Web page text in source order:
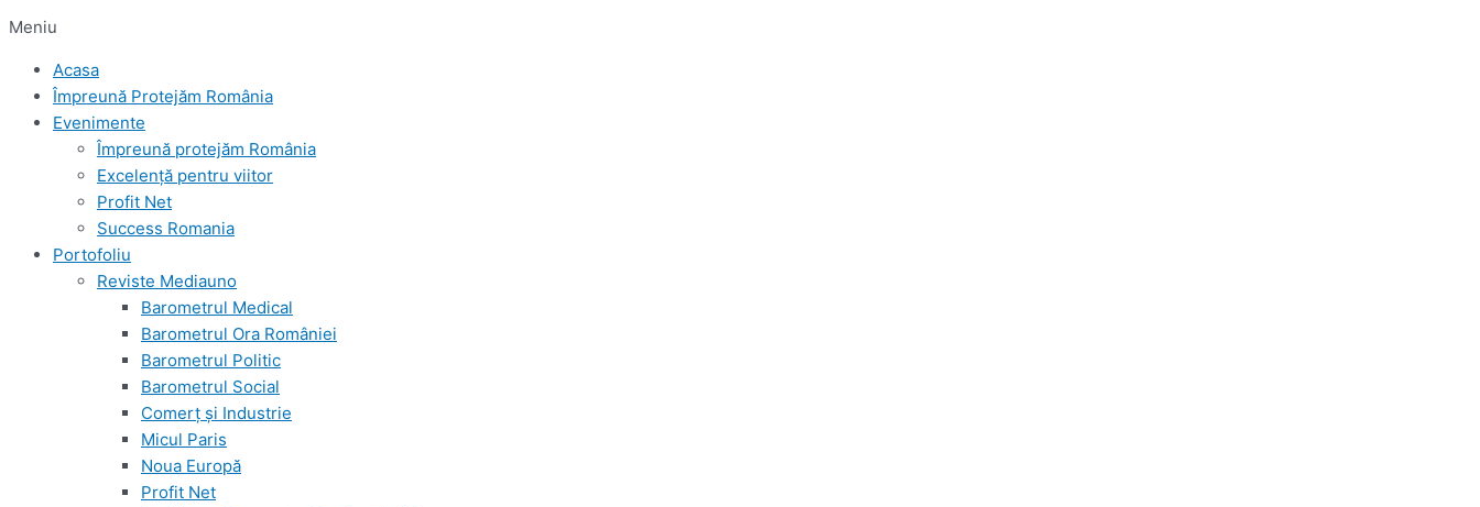
Meniu
Acasa
Împreună Protejăm România
Evenimente
Împreună protejăm România
Excelență pentru viitor
Profit Net
Success Romania
Portofoliu
Reviste Mediauno
Barometrul Medical
Barometrul Ora României
Barometrul Politic
Barometrul Social
Comerț și Industrie
Micul Paris
Noua Europă
Profit Net